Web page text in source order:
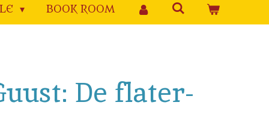
BOOK ROOM
De flater-